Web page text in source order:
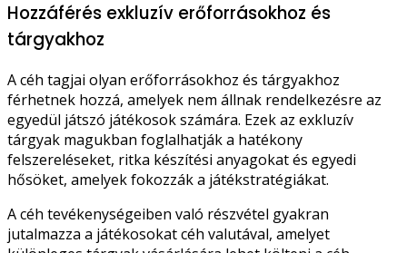
Hozzáférés exkluzív erőforrásokhoz és
tárgyakhoz
A céh tagjai olyan erőforrásokhoz és tárgyakhoz
férhetnek hozzá, amelyek nem állnak rendelkezésre az
egyedül játszó játékosok számára. Ezek az exkluzív
tárgyak magukban foglalhatják a hatékony
felszereléseket, ritka készítési anyagokat és egyedi
hősöket, amelyek fokozzák a játékstratégiákat.
A céh tevékenységeiben való részvétel gyakran
jutalmazza a játékosokat céh valutával, amelyet